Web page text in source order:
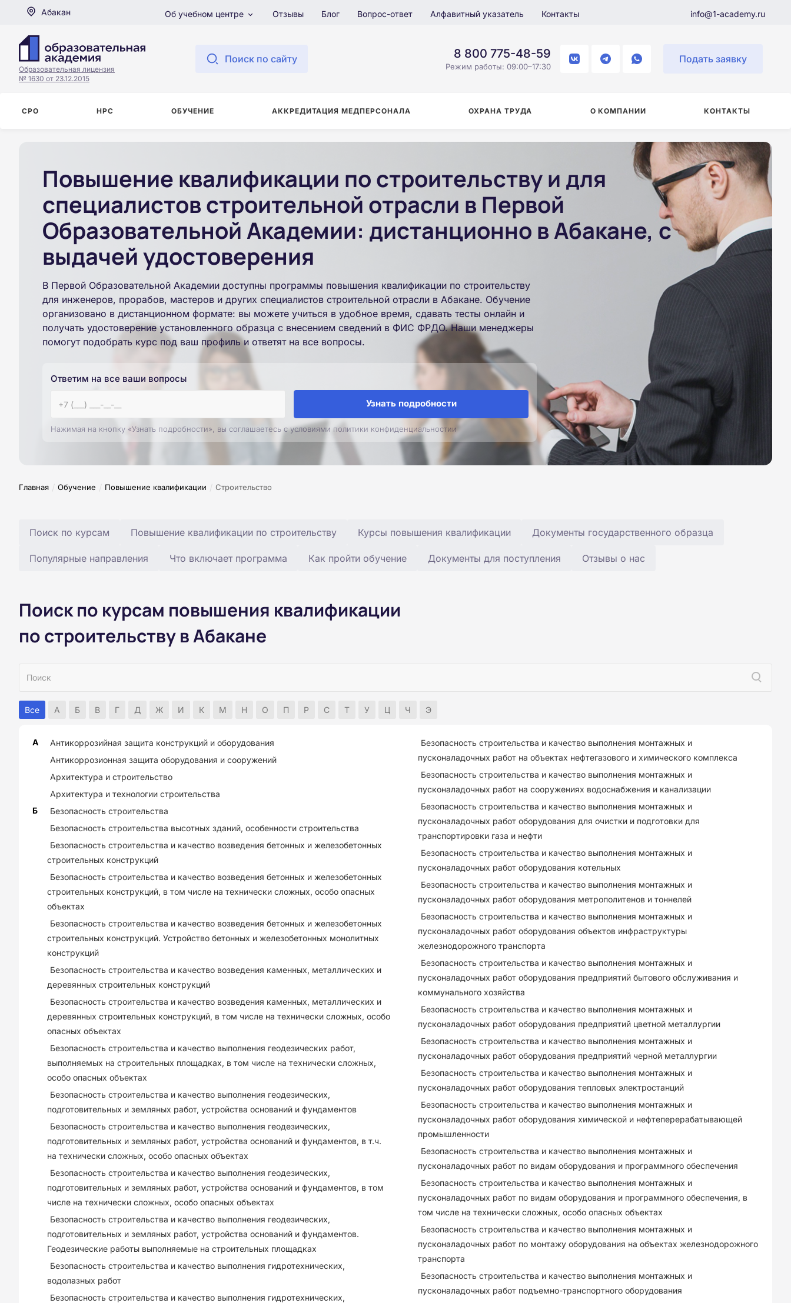
Абакан Об учебном центре Отзывы Блог Вопрос-ответ Алфавитный указатель Контакты info@1-academy.ru
Образовательная лицензия
№ 1630 от 23.12.2015
Поиск по сайту 8 800 775-48-59
Режим работы: 09:00–17:30
Подать заявку
СРО НРС ОБУЧЕНИЕ АККРЕДИТАЦИЯ МЕДПЕРСОНАЛА ОХРАНА ТРУДА О КОМПАНИИ КОНТАКТЫ
Повышение квалификации по строительству и для
специалистов строительной отрасли в Первой
Образовательной Академии: дистанционно в Абакане, с
выдачей удостоверения
В Первой Образовательной Академии доступны программы повышения квалификации по строительству
для инженеров, прорабов, мастеров и других специалистов строительной отрасли в Абакане. Обучение
организовано в дистанционном формате: вы можете учиться в удобное время, сдавать тесты онлайн и
получать удостоверение установленного образца с внесением сведений в ФИС ФРДО. Наши менеджеры
помогут подобрать курс под ваш профиль и ответят на все вопросы.
Ответим на все ваши вопросы
Узнать подробности
Нажимая на кнопку «Узнать подробности», вы соглашаетесь с условиями политики конфиденциальностии
Главная / Обучение / Повышение квалификации / Строительство
Поиск по курсам Повышение квалификации по строительству Курсы повышения квалификации Документы государственного образца
Популярные направления Что включает программа Как пройти обучение Документы для поступления Отзывы о нас
Поиск по курсам повышения квалификации
по строительству в Абакане
Все А Б В Г Д Ж И К М Н О П Р С Т У Ц Ч Э
А
Антикоррозийная защита конструкций и оборудования
Антикоррозионная защита оборудования и сооружений
Архитектура и строительство
Архитектура и технологии строительства
Б
Безопасность строительства
Безопасность строительства высотных зданий, особенности строительства
Безопасность строительства и качество возведения бетонных и железобетонных
строительных конструкций
Безопасность строительства и качество возведения бетонных и железобетонных
строительных конструкций, в том числе на технически сложных, особо опасных
объектах
Безопасность строительства и качество возведения бетонных и железобетонных
строительных конструкций. Устройство бетонных и железобетонных монолитных
конструкций
Безопасность строительства и качество возведения каменных, металлических и
деревянных строительных конструкций
Безопасность строительства и качество возведения каменных, металлических и
деревянных строительных конструкций, в том числе на технически сложных, особо
опасных объектах
Безопасность строительства и качество выполнения геодезических работ,
выполняемых на строительных площадках, в том числе на технически сложных,
особо опасных объектах
Безопасность строительства и качество выполнения геодезических,
подготовительных и земляных работ, устройства оснований и фундаментов
Безопасность строительства и качество выполнения геодезических,
подготовительных и земляных работ, устройства оснований и фундаментов, в т.ч.
на технически сложных, особо опасных объектах
Безопасность строительства и качество выполнения геодезических,
подготовительных и земляных работ, устройства оснований и фундаментов, в том
числе на технически сложных, особо опасных объектах
Безопасность строительства и качество выполнения геодезических,
подготовительных и земляных работ, устройства оснований и фундаментов.
Геодезические работы выполняемые на строительных площадках
Безопасность строительства и качество выполнения гидротехнических,
водолазных работ
Безопасность строительства и качество выполнения гидротехнических,
Безопасность строительства и качество выполнения монтажных и
пусконаладочных работ на объектах нефтегазового и химического комплекса
Безопасность строительства и качество выполнения монтажных и
пусконаладочных работ на сооружениях водоснабжения и канализации
Безопасность строительства и качество выполнения монтажных и
пусконаладочных работ оборудования для очистки и подготовки для
транспортировки газа и нефти
Безопасность строительства и качество выполнения монтажных и
пусконаладочных работ оборудования котельных
Безопасность строительства и качество выполнения монтажных и
пусконаладочных работ оборудования метрополитенов и тоннелей
Безопасность строительства и качество выполнения монтажных и
пусконаладочных работ оборудования объектов инфраструктуры
железнодорожного транспорта
Безопасность строительства и качество выполнения монтажных и
пусконаладочных работ оборудования предприятий бытового обслуживания и
коммунального хозяйства
Безопасность строительства и качество выполнения монтажных и
пусконаладочных работ оборудования предприятий цветной металлургии
Безопасность строительства и качество выполнения монтажных и
пусконаладочных работ оборудования предприятий черной металлургии
Безопасность строительства и качество выполнения монтажных и
пусконаладочных работ оборудования тепловых электростанций
Безопасность строительства и качество выполнения монтажных и
пусконаладочных работ оборудования химической и нефтеперерабатывающей
промышленности
Безопасность строительства и качество выполнения монтажных и
пусконаладочных работ по видам оборудования и программного обеспечения
Безопасность строительства и качество выполнения монтажных и
пусконаладочных работ по видам оборудования и программного обеспечения, в
том числе на технически сложных, особо опасных объектах
Безопасность строительства и качество выполнения монтажных и
пусконаладочных работ по монтажу оборудования на объектах железнодорожного
транспорта
Безопасность строительства и качество выполнения монтажных и
пусконаладочных работ подъемно-транспортного оборудования